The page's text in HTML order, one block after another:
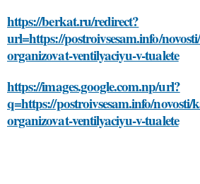
https://berkat.ru/redirect?
url=https://postroivsesam.info/
organizovat-ventilyaciyu-v-tualete
https://images.google.com.np/url?
q=https://postroivsesam.info/
organizovat-ventilyaciyu-v-tualete